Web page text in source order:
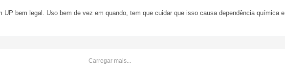
UP bem legal. Uso bem de vez em quando, tem que cuidar que isso causa dependência química e
Carregar mais...